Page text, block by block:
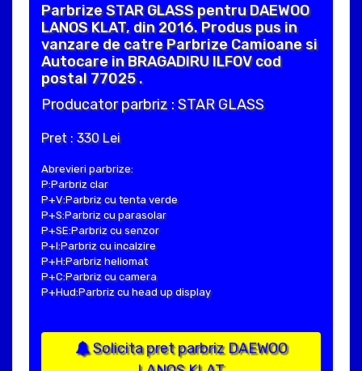
Parbrize STAR GLASS pentru DAEWOO
LANOS KLAT, din 2016. Produs pus in
vanzare de catre Parbrize Camioane si
Autocare in BRAGADIRU ILFOV cod
postal 77025 .
Producator parbriz : STAR GLASS
Pret : 330 Lei
Abrevieri parbrize:
P:Parbriz clar
P+V:Parbriz cu tenta verde
P+S:Parbriz cu parasolar
P+SE:Parbriz cu senzor
P+I:Parbriz cu incalzire
P+H:Parbriz heliomat
P+C:Parbriz cu camera
P+Hud:Parbriz cu head up display
Solicita pret parbriz DAEWOO